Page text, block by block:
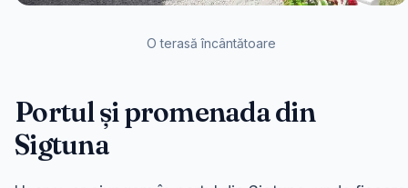
O terasă încântătoare
Portul și promenada din
Sigtuna